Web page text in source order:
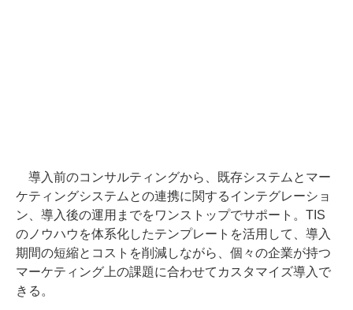
導入前のコンサルティングから、既存システムとマー
ケティングシステムとの連携に関するインテグレーショ
ン、導入後の運用までをワンストップでサポート。TIS
のノウハウを体系化したテンプレートを活用して、導入
期間の短縮とコストを削減しながら、個々の企業が持つ
マーケティング上の課題に合わせてカスタマイズ導入で
きる。